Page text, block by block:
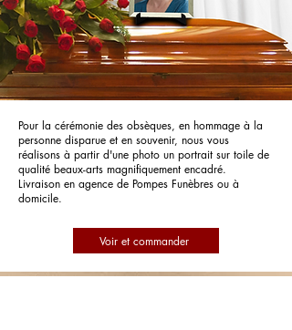
Pour la cérémonie des obsèques, en hommage à la
personne disparue et en souvenir, nous vous
réalisons à partir d'une photo un portrait sur toile de
qualité beaux-arts magnifiquement encadré.
Livraison en agence de Pompes Funèbres ou à
domicile.
Voir et commander